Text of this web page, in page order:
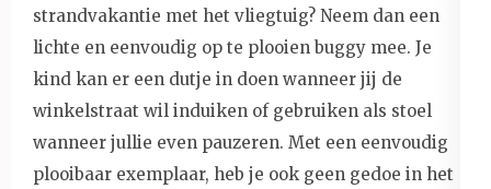
strandvakantie met het vliegtuig? Neem dan een
lichte en eenvoudig op te plooien buggy mee. Je
kind kan er een dutje in doen wanneer jij de
winkelstraat wil induiken of gebruiken als stoel
wanneer jullie even pauzeren. Met een eenvoudig
plooibaar exemplaar, heb je ook geen gedoe in het